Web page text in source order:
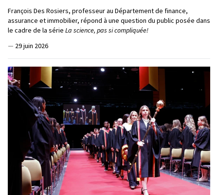
François Des Rosiers, professeur au Département de finance,
assurance et immobilier, répond à une question du public posée dans
le cadre de la série La science, pas si compliquée!
— 29 juin 2026